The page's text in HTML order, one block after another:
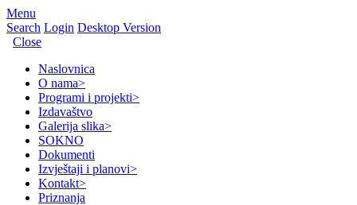
Menu
Search Login Desktop Version
Close
Naslovnica
O nama>
Programi i projekti>
Izdavaštvo
Galerija slika>
SOKNO
Dokumenti
Izvještaji i planovi>
Kontakt>
Priznanja